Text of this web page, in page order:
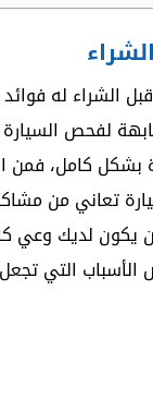
الشراء له فوائد
لفحص السيارة
بشكل كامل، فمن
تعاني من
يكون لديك وعي
التي